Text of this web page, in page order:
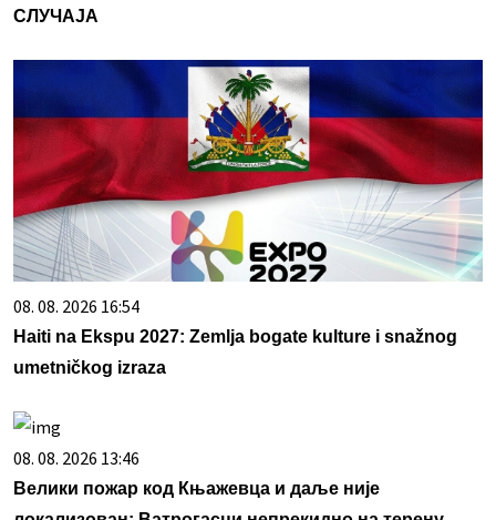
СЛУЧАЈА
08. 08. 2026 16:54
Haiti na Ekspu 2027: Zemlja bogate kulture i snažnog
umetničkog izraza
08. 08. 2026 13:46
Велики пожар код Књажевца и даље није